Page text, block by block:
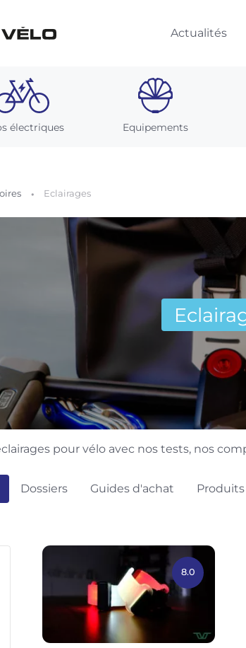
Actualités
électriques Equipements
Eclairages
pour vélo avec nos tests, nos
Dossiers Guides d'achat Produits
8.0